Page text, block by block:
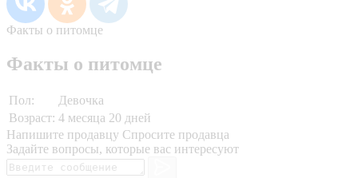
Факты о питомце
Факты о питомце
Пол:
Девочка
Возраст: 4 месяца 20 дней
Напишите продавцу Спросите продавца
Задайте вопросы, которые вас интересуют